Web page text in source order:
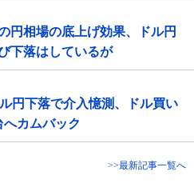
円相場の底上げ効果、ドル円
下落はしているが
円下落で介入憶測、ドル買い
へカムバック
>>最新記事一覧へ